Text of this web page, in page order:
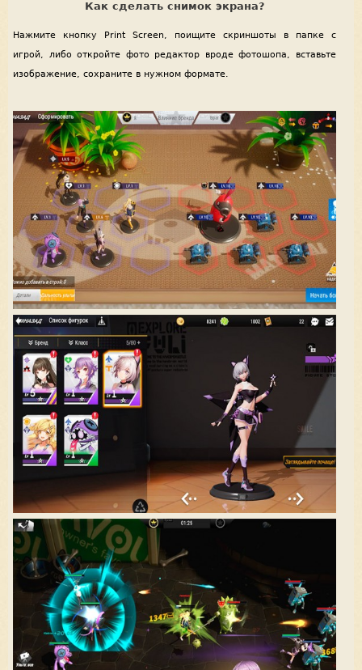
Как сделать снимок экрана?
Нажмите кнопку Print Screen, поищите скриншоты в папке с
игрой, либо откройте фото редактор вроде фотошопа, вставьте
изображение, сохраните в нужном формате.